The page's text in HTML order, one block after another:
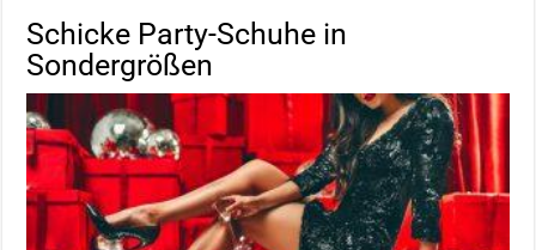
Schicke Party-Schuhe in
Sondergrößen